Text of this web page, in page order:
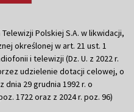
Polskiej S.A. w likwidacji,
określonej w art. 21 ust. 1
i telewizji (Dz. U. z 2022 r.
udzielenie dotacji celowej, o
29 grudnia 1992 r. o
1722 oraz z 2024 r. poz. 96)